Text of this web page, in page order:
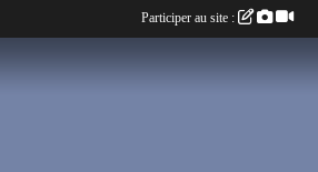
Participer au site :